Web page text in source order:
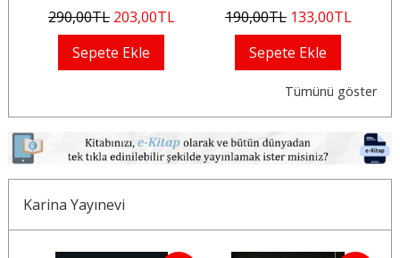
290,00TL 203,00TL
Sepete Ekle
190,00TL 133,00TL
Sepete Ekle
Tümünü göster
Karina Yayınevi